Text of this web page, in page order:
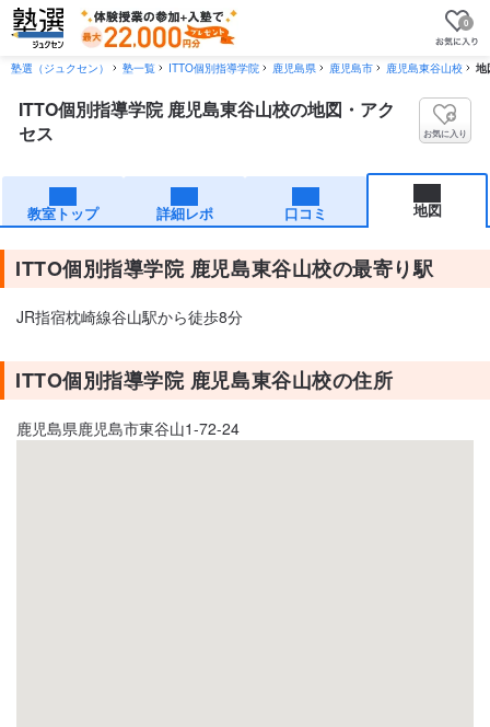
0
塾選（ジュクセン） 塾一覧 ITTO個別指導学院 鹿児島県 鹿児島市 鹿児島東谷山校 地
ITTO個別指導学院 鹿児島東谷山校の地図・アク
セス
お気に入り
教室トップ 詳細レポ 口コミ 地図
ITTO個別指導学院 鹿児島東谷山校の最寄り駅
JR指宿枕崎線谷山駅から徒歩8分
ITTO個別指導学院 鹿児島東谷山校の住所
鹿児島県鹿児島市東谷山1-72-24